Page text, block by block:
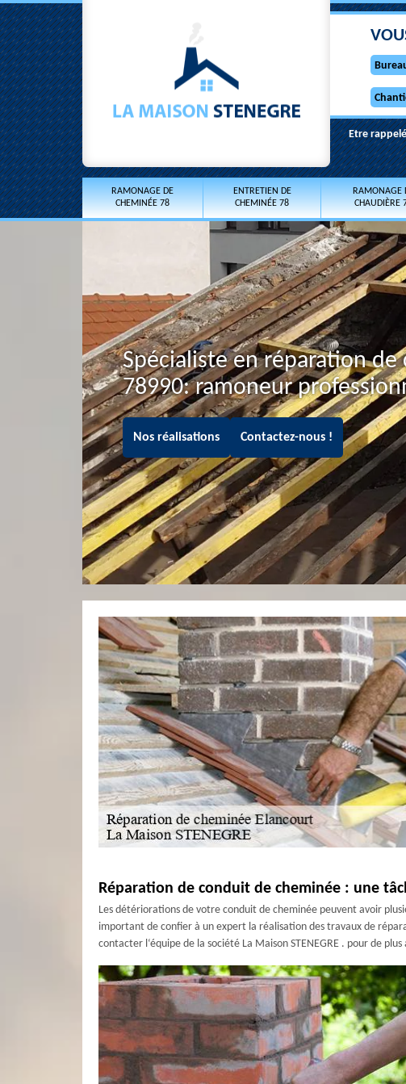
Etre
RAMONAGE DE
CHEMINÉE 78
ENTRETIEN DE
CHEMINÉE 78
RAMONAGE
CHAUDIÈRE
Spécialiste en réparation
78990: ramoneur
Nos réalisations Contactez-nous !
Réparation de conduit de cheminée : une
Les détériorations de votre conduit de cheminée peuvent avoir
important de confier à un expert la réalisation des travaux de
contacter l‘équipe de la société La Maison STENEGRE . pour de